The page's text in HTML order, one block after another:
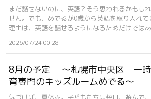
まだ話せないのに、英語？そう思われるかもし
せん。でも、めでるが0歳から英語を取り入れて
理由は、英語を話せるようになるためだけでは
2026/07/24 00:28
8月の予定 〜札幌市中央区 一
育専門のキッズルームめでる〜
気づけば、夏休み。子どもたちは毎日、遊んで